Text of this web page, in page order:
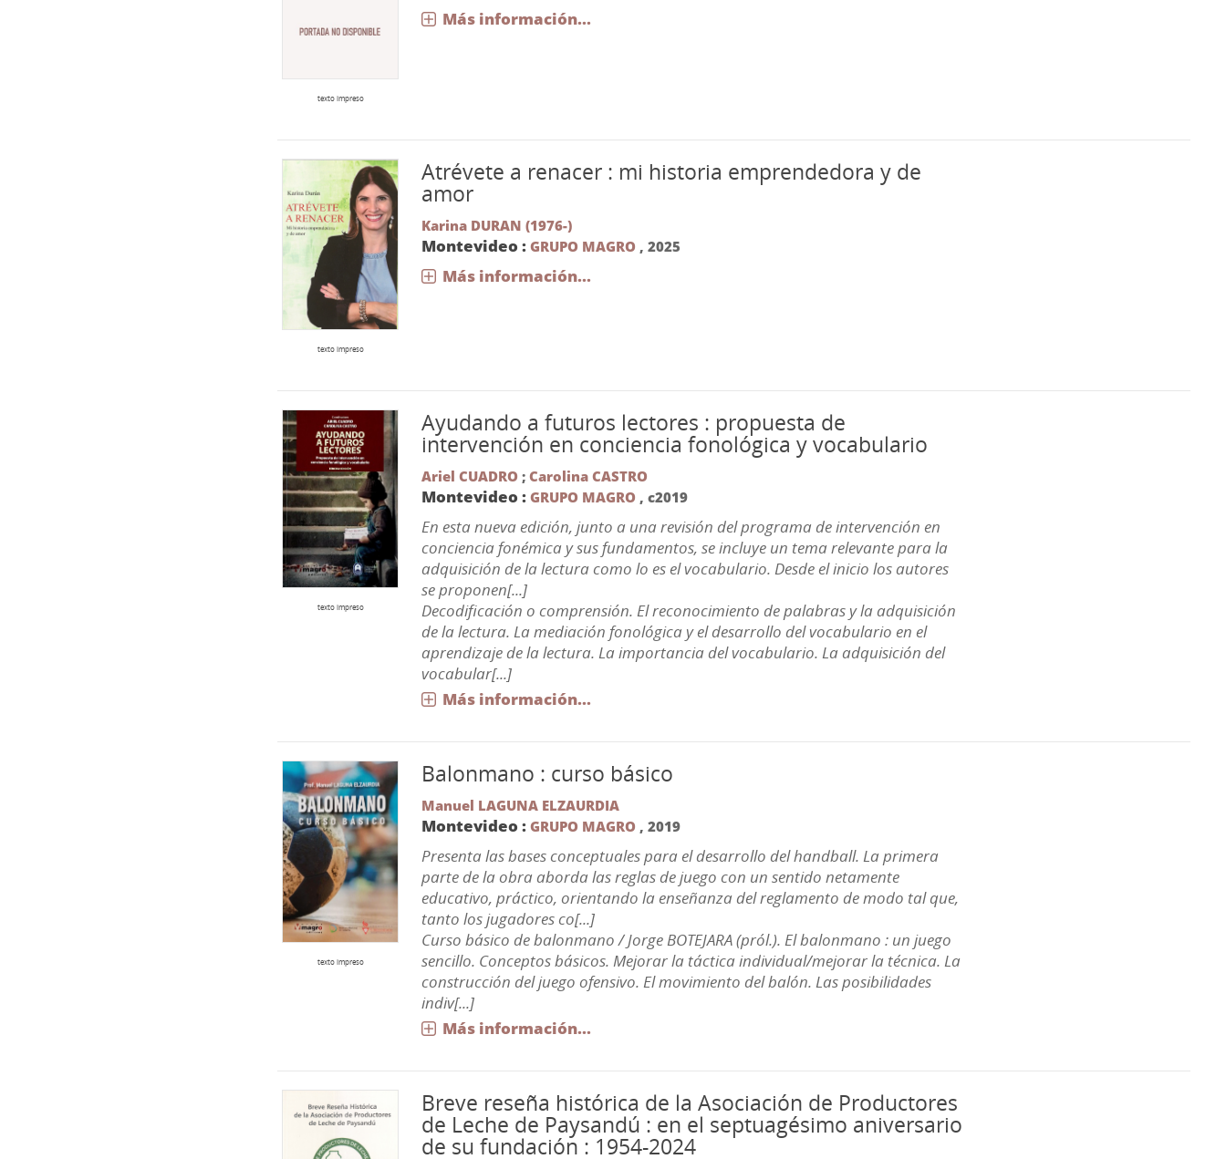
texto impreso
Más información...
texto impreso
Atrévete a renacer : mi historia emprendedora y de
amor
Karina DURAN (1976-)
Montevideo :GRUPO MAGRO ,2025
Más información...
texto impreso
Ayudando a futuros lectores : propuesta de
intervención en conciencia fonológica y vocabulario
Ariel CUADRO ;Carolina CASTRO
Montevideo :GRUPO MAGRO ,c2019
En esta nueva edición, junto a una revisión del programa de intervención en
conciencia fonémica y sus fundamentos, se incluye un tema relevante para la
adquisición de la lectura como lo es el vocabulario. Desde el inicio los autores
se proponen[...]
Decodificación o comprensión. El reconocimiento de palabras y la adquisición
de la lectura. La mediación fonológica y el desarrollo del vocabulario en el
aprendizaje de la lectura. La importancia del vocabulario. La adquisición del
vocabular[...]
Más información...
texto impreso
Balonmano : curso básico
Manuel LAGUNA ELZAURDIA
Montevideo :GRUPO MAGRO ,2019
Presenta las bases conceptuales para el desarrollo del handball. La primera
parte de la obra aborda las reglas de juego con un sentido netamente
educativo, práctico, orientando la enseñanza del reglamento de modo tal que,
tanto los jugadores co[...]
Curso básico de balonmano / Jorge BOTEJARA (pról.). El balonmano : un juego
sencillo. Conceptos básicos. Mejorar la táctica individual/mejorar la técnica. La
construcción del juego ofensivo. El movimiento del balón. Las posibilidades
indiv[...]
Más información...
Breve reseña histórica de la Asociación de Productores
de Leche de Paysandú : en el septuagésimo aniversario
de su fundación : 1954-2024